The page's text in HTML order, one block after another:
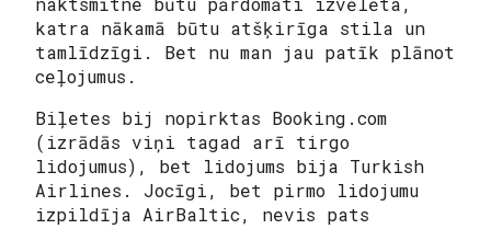
katra nākamā būtu atšķirīga stila un
tamlīdzīgi. Bet nu man jau patīk plānot
ceļojumus.
Biļetes bij nopirktas Booking.com
(izrādās viņi tagad arī tirgo
lidojumus), bet lidojums bija Turkish
Airlines. Jocīgi, bet pirmo lidojumu
izpildīja AirBaltic, nevis pats